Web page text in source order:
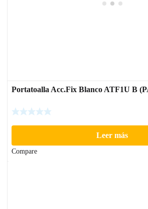
Portatoalla Acc.Fix Blanco ATF1U B
Leer más
Compare